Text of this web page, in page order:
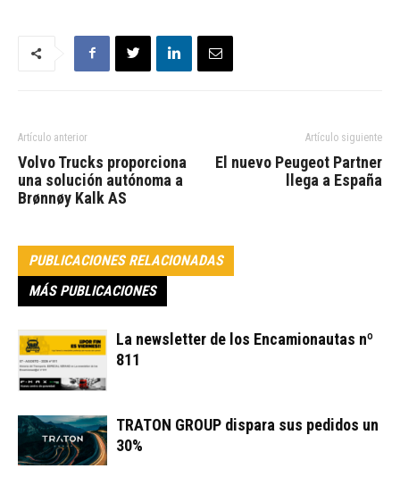
Artículo anterior
Volvo Trucks proporciona
una solución autónoma a
Brønnøy Kalk AS
Artículo siguiente
El nuevo Peugeot Partner
llega a España
PUBLICACIONES RELACIONADAS
MÁS PUBLICACIONES
La newsletter de los Encamionautas nº
811
TRATON GROUP dispara sus pedidos un
30%